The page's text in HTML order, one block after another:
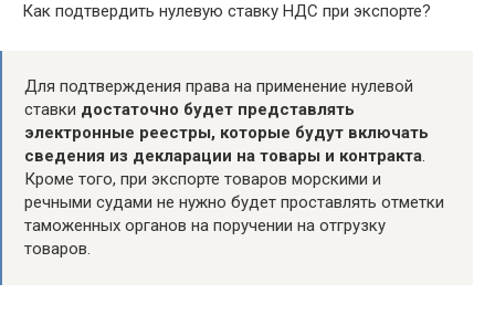
Как подтвердить нулевую ставку НДС при экспорте?
Для подтверждения права на применение нулевой
ставки достаточно будет представлять
электронные реестры, которые будут включать
сведения из декларации на товары и контракта.
Кроме того, при экспорте товаров морскими и
речными судами не нужно будет проставлять отметки
таможенных органов на поручении на отгрузку
товаров.